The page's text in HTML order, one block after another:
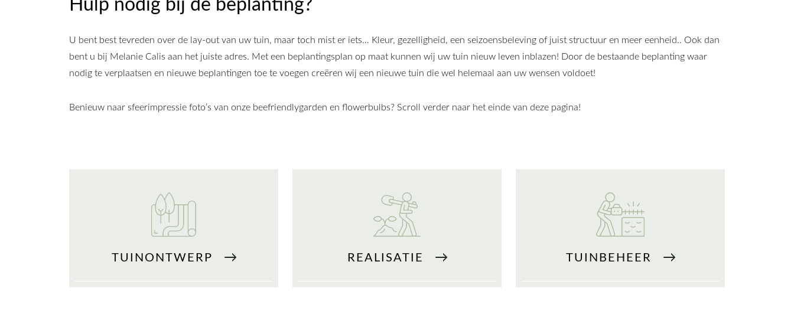
Hulp nodig bij de beplanting?
U bent best tevreden over de lay-out van uw tuin, maar toch mist er iets… Kleur, gezelligheid, een seizoensbeleving of juist structuur en meer eenheid.. Ook dan
bent u bij Melanie Calis aan het juiste adres. Met een beplantingsplan op maat kunnen wij uw tuin nieuw leven inblazen! Door de bestaande beplanting waar
nodig te verplaatsen en nieuwe beplantingen toe te voegen creëren wij een nieuwe tuin die wel helemaal aan uw wensen voldoet!
Benieuw naar sfeerimpressie foto’s van onze beefriendlygarden en flowerbulbs? Scroll verder naar het einde van deze pagina!
TUINONTWERP REALISATIE TUINBEHEER